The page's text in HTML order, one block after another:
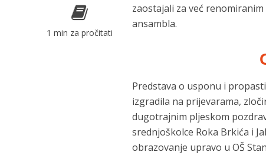
1 min za pročitati
zaostajali za već
ansambla.
Predstava o usponu i
izgradila na prijevarama,
dugotrajnim pljeskom
srednjoškolce Roka Brkića i
obrazovanje upravo u OŠ